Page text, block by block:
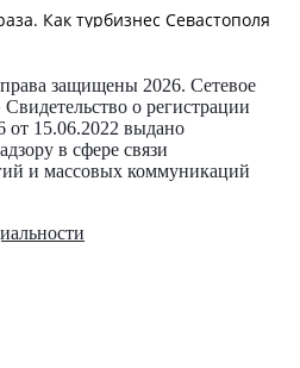
защищены 2026. Сетевое
о регистрации
15.06.2022 выдано
в сфере связи
и массовых коммуникаций